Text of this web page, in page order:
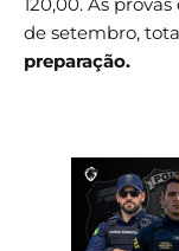
de setembro,
preparação.